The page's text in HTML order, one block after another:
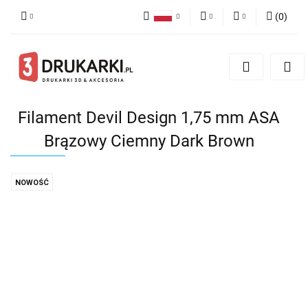
English
Zarejestruj się
(0)
Filament Devil Design 1,75 mm ASA
Brązowy Ciemny Dark Brown
NOWOŚĆ